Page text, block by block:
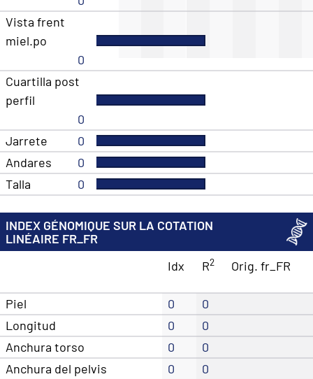
Vista frent
miel.po
0
Cuartilla post
perfil
0
Jarrete
0
Andares
0
Talla
0
INDEX GÉNOMIQUE SUR LA COTATION
LINÉAIRE FR_FR
Idx
R2 Orig. fr_FR
Piel 0
0
Longitud
0
0
Anchura torso
0
0
Anchura del pelvis
0
0